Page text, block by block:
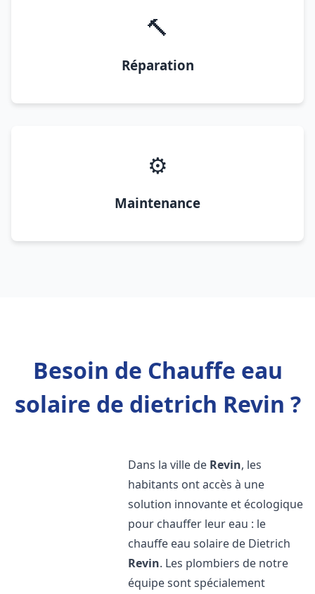
🔨
Réparation
⚙️
Maintenance
Besoin de Chauffe eau
solaire de dietrich Revin ?
Dans la ville de Revin, les
habitants ont accès à une
solution innovante et écologique
pour chauffer leur eau : le
chauffe eau solaire de Dietrich
Revin. Les plombiers de notre
équipe sont spécialement